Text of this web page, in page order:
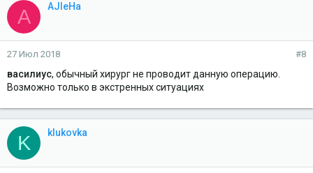
A AJIeHa
27 Июл 2018 #8
василиус, обычный хирург не проводит данную операцию.
Возможно только в экстренных ситуациях
K klukovka